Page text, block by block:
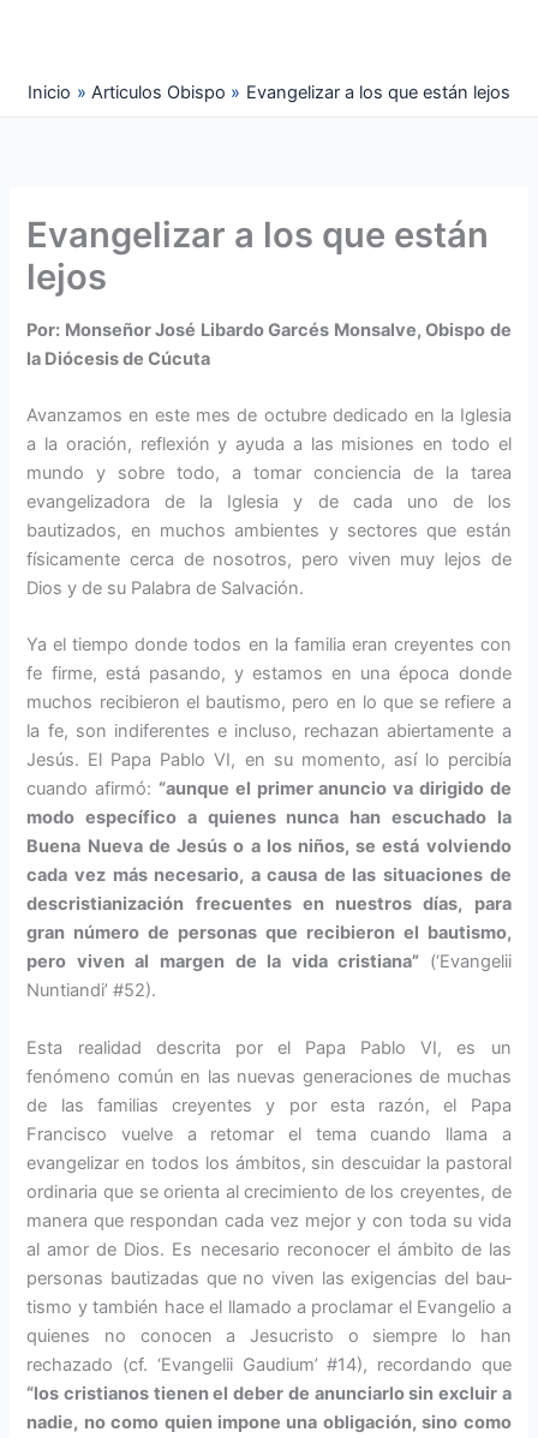
Inicio
Articulos Obispo Evangelizar a los que están lejos
Evangelizar a los que están
lejos
Por: Monseñor José Libardo Garcés Monsalve, Obispo de
la Diócesis de Cúcuta
Avanzamos en este mes de octubre dedicado en la Igle­sia
a la oración, reflexión y ayuda a las misiones en todo el
mundo y sobre todo, a tomar conciencia de la tarea
evangelizado­ra de la Iglesia y de cada uno de los
bautizados, en muchos ambientes y sectores que están
físicamente cerca de nosotros, pero viven muy lejos de
Dios y de su Palabra de Salvación.
Ya el tiempo donde todos en la fami­lia eran creyentes con
fe firme, está pasando, y estamos en una época don­de
muchos recibieron el bautismo, pero en lo que se refiere a
la fe, son indiferentes e incluso, rechazan abier­tamente a
Jesús. El Papa Pablo VI, en su momento, así lo percibía
cuando afirmó: “aunque el primer anun­cio va dirigido de
modo específico a quienes nunca han escuchado la
Buena Nueva de Jesús o a los niños, se está volviendo
cada vez más ne­cesario, a causa de las situaciones de
descristianización frecuentes en nuestros días, para
gran número de personas que recibieron el bau­tismo,
pero viven al margen de la vida cristiana” (‘Evangelii
Nuntian­di’ #52).
Esta realidad descrita por el Papa Pablo VI, es un
fenómeno común en las nuevas generaciones de mu­chas
de las familias creyentes y por esta razón, el Papa
Francisco vuel­ve a retomar el tema cuando llama a
evangelizar en todos los ámbitos, sin descuidar la pastoral
ordinaria que se orienta al crecimiento de los creyentes, de
manera que respondan cada vez mejor y con toda su vida
al amor de Dios. Es necesario reconocer el ámbito de las
personas bautizadas que no viven las exigencias del bau­
tismo y también hace el llamado a proclamar el Evangelio a
quienes no conocen a Jesucristo o siempre lo han
rechazado (cf. ‘Evangelii Gaudium’ #14), recordando que
“los cristia­nos tienen el deber de anunciarlo sin excluir a
nadie, no como quien impone una obligación, sino como